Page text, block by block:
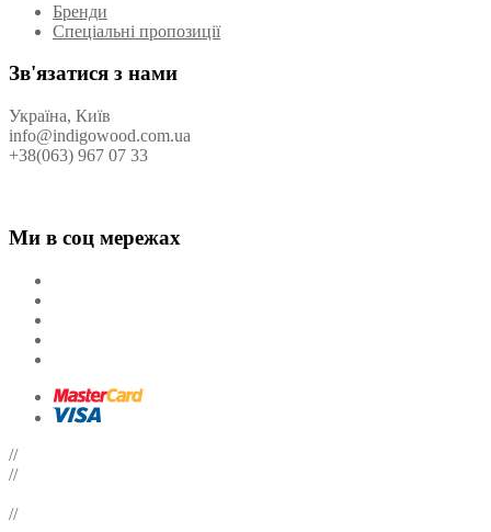
Бренди
Спеціальні пропозиції
Зв'язатися з нами
Україна, Київ
info@indigowood.com.ua
+38(063) 967 07 33
Ми в соц мережах
//
//
//